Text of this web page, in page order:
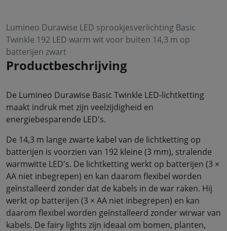
Lumineo Durawise LED sprookjesverlichting Basic
Twinkle 192 LED warm wit voor buiten 14,3 m op
batterijen zwart
Productbeschrijving
De Lumineo Durawise Basic Twinkle LED-lichtketting
maakt indruk met zijn veelzijdigheid en
energiebesparende LED's.
De 14,3 m lange zwarte kabel van de lichtketting op
batterijen is voorzien van 192 kleine (3 mm), stralende
warmwitte LED's. De lichtketting werkt op batterijen (3 ×
AA niet inbegrepen) en kan daarom flexibel worden
geïnstalleerd zonder dat de kabels in de war raken. Hij
werkt op batterijen (3 × AA niet inbegrepen) en kan
daarom flexibel worden geïnstalleerd zonder wirwar van
kabels. De fairy lights zijn ideaal om bomen, planten,